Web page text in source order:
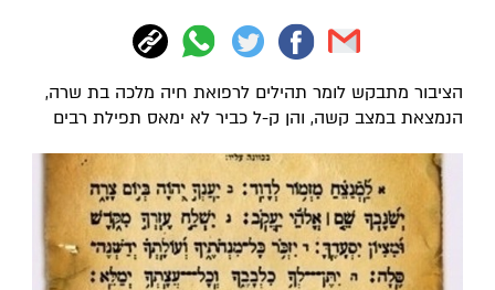
הציבור מתבקש לומר תהילים לרפואת חיה מלכה בת שרה,
הנמצאת במצב קשה, והן ק-ל כביר לא ימאס תפילת רבים